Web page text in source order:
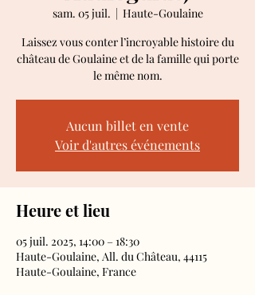
sam. 05 juil.
  |
Haute-Goulaine
Laissez vous conter l’incroyable histoire du
château de Goulaine et de la famille qui porte
le même nom.
Aucun billet en vente
Voir d'autres événements
Heure et lieu
05 juil. 2025, 14:00 – 18:30
Haute-Goulaine, All. du Château, 44115
Haute-Goulaine, France